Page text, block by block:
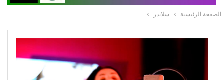
الصفحة الرئيسية سلايدر